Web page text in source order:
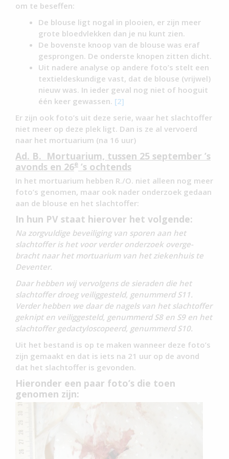
om te beseffen:
De blouse ligt nogal in plooien, er zijn meer
grote bloedvlekken dan je nu kunt zien.
De bovenste knoop van de blouse was eraf
gesprongen. De onderste knopen zitten dicht.
Uit nadere analyse op andere foto’s stelt een
textieldeskundige vast, dat de blouse (vrijwel)
nieuw was. In ieder geval nog niet of hooguit
één keer gewassen. [2]
Er zijn ook foto’s uit deze serie, waar het slachtoffer
niet meer op deze plek ligt. Dan is ze al vervoerd
naar het mortuarium (na 16 uur)
Ad. B. Mortuarium, tussen 25 september ’s
avonds en 26e ’s ochtends
In het mortuarium hebben R./O. niet alleen nog meer
foto’s genomen, maar ook nader onderzoek gedaan
aan de blouse en het slachtoffer:
In hun PV staat hierover het volgende:
Na zorgvuldige beveiliging van sporen aan het
slachtoffer is het voor verder onderzoek overge­
bracht naar het mortuarium van het ziekenhuis te
Deventer.
Daar hebben wij vervolgens de sieraden die het
slachtoffer droeg veiliggesteld, genummerd S11.
Verder hebben we daar de nagels van het slachtoffer
geknipt en veiliggesteld, genummerd S8 en S9 en het
slachtoffer gedactyloscopeerd, genummerd S10.
Uit het bestand is op te maken wanneer deze foto’s
zijn gemaakt en dat is iets na 21 uur op de avond
dat het slachtoffer is gevonden.
Hieronder een paar foto’s die toen
genomen zijn: